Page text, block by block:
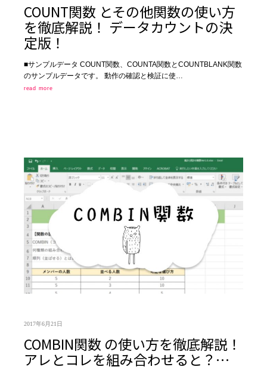
COUNT関数 とその他関数の使い方
を徹底解説！ データカウントの決
定版！
■サンプルデータ COUNT関数、COUNTA関数とCOUNTBLANK関数
のサンプルデータです。 動作の確認と検証に使…
read more
2017年6月21日
COMBIN関数 の使い方を徹底解説！
アレとコレを組み合わせると？…